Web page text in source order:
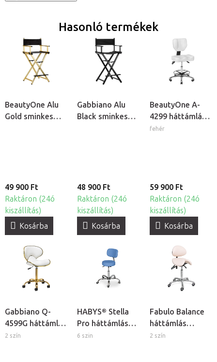
Hasonló termékek
BeautyOne Alu
Gold sminkes
49 900 Ft
Raktáron (24ó
kiszállítás)
Kosárba
Gabbiano Alu
Black sminkes
48 900 Ft
Raktáron (24ó
kiszállítás)
Kosárba
BeautyOne A-
4299 háttámlás
kozmetikai szék
fehér
59 900 Ft
Raktáron (24ó
kiszállítás)
Kosárba
Gabbiano Q-
4599G háttámlás
kozmetikai szék
2 szín
HABYS® Stella
Pro háttámlás
kozmetikai szék
6 szin
Fabulo Balance
háttámlás
nyeregszék
2 szín